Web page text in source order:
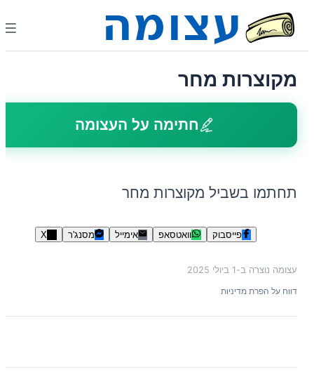
מקוצרות מחר
חתימה על העצומה
תחתמו בשביל מקוצרות מחר
פייסבוק וואטסאפ אימייל מסנג'ר X
עצומה נוצרה ב- 1 ביולי 2025
דווח על הפרת מדיניות